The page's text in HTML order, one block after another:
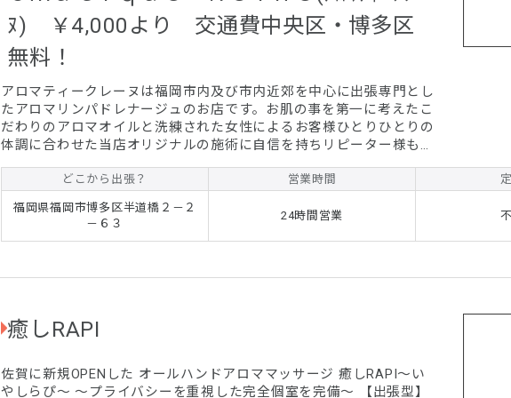
ﾇ) ￥4,000より 交通費中央区・博多区
無料！
アロマティークレーヌは福岡市内及び市内近郊を中心に出張専門とし
たアロマリンパドレナージュのお店です。お肌の事を第一に考えたこ
だわりのアロマオイルと洗練された女性によるお客様ひとりひとりの
体調に合わせた当店オリジナルの施術に自信を持ちリピーター様も多
金・延長料金共に格安にてご案内しております。お気軽にお電話くだ
さい。 又、お二人以上での、場合は、お一人様終了後、お受けする
形になります。 唐津市、鳥栖市の出張に関しましては、移動に時間
どこから出張？ 営業時間
福岡県福岡市博多区半道橋２－２
－６３
24時間営業
癒しRAPI
佐賀に新規OPENした オールハンドアロママッサージ 癒しRAPI～い
やしらぴ～ ～プライバシーを重視した完全個室を完備～ 【出張型】